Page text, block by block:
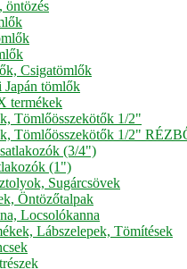
öntözés
Csigatömlők
Japán tömlők
termékek
Tömlőösszekötők 1/2"
Tömlőösszekötők 1/2"
(3/4")
(1")
Sugárcsövek
Öntözőtalpak
Locsolókanna
Lábszelepek, Tömítések